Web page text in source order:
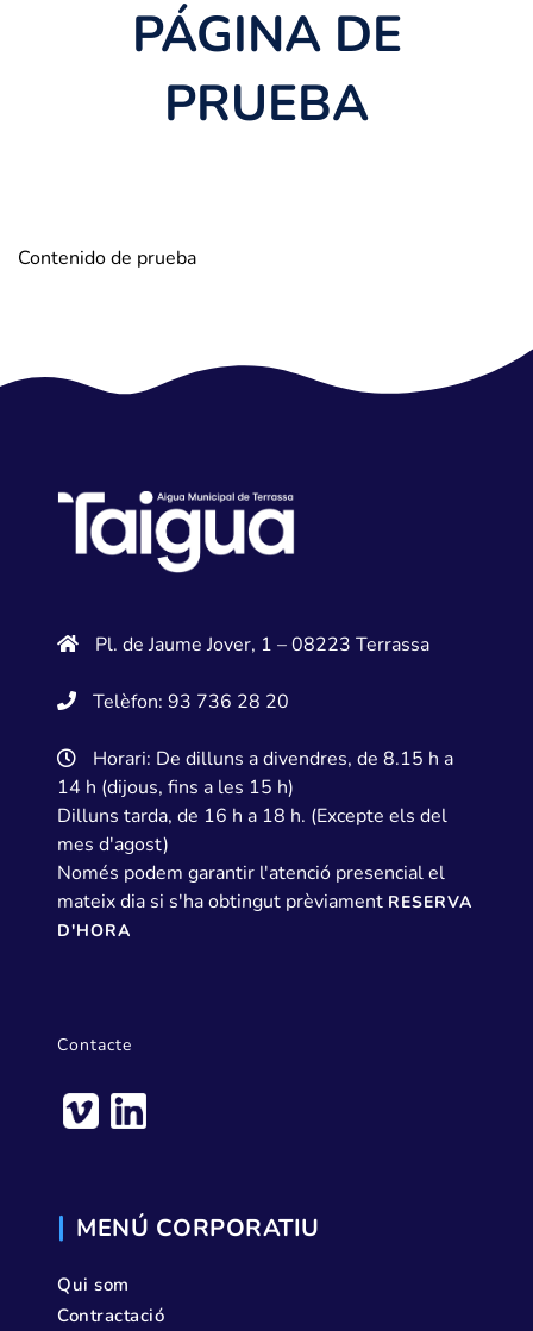
PÁGINA DE
PRUEBA
Contenido de prueba
Pl. de Jaume Jover, 1 – 08223 Terrassa
Telèfon: 93 736 28 20
Horari: De dilluns a divendres, de 8.15 h a
14 h (dijous, fins a les 15 h)
Dilluns tarda, de 16 h a 18 h. (Excepte els del
mes d'agost)
Només podem garantir l'atenció presencial el
mateix dia si s'ha obtingut prèviament RESERVA
D'HORA
Contacte
MENÚ CORPORATIU
Qui som
Contractació